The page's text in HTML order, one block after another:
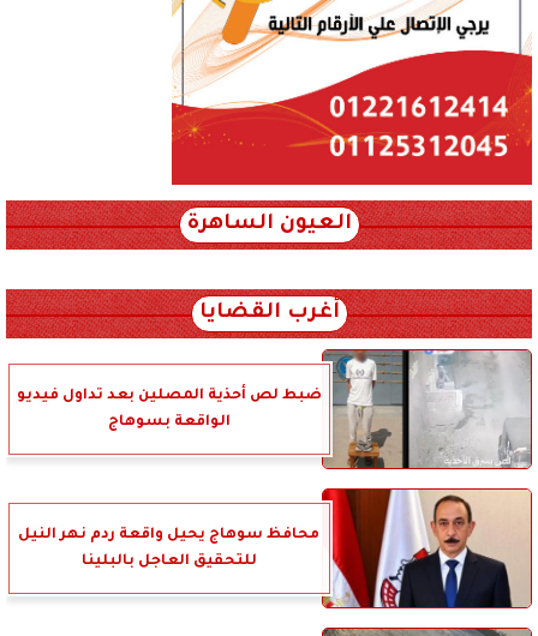
العيون الساهرة
أغرب القضايا
ضبط لص أحذية المصلين بعد تداول فيديو
الواقعة بسوهاج
محافظ سوهاج يحيل واقعة ردم نهر النيل
للتحقيق العاجل بالبلينا